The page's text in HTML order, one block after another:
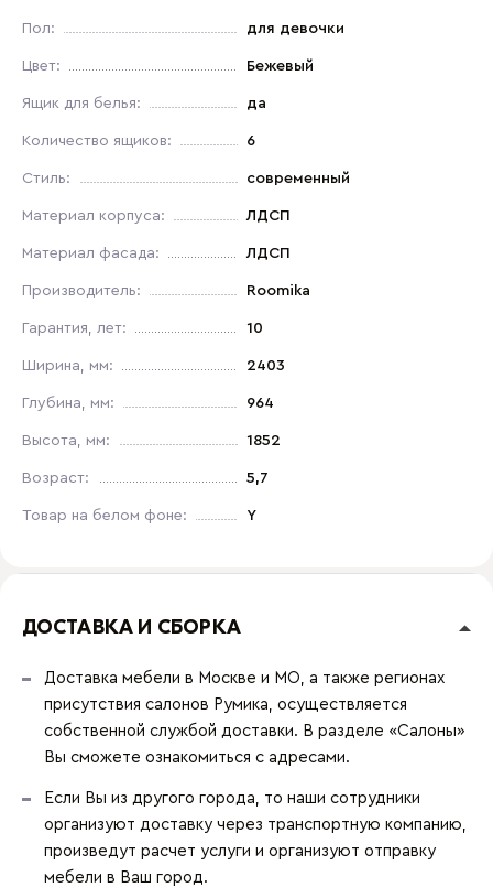
Пол: для девочки
Цвет: Бежевый
Ящик для белья: да
Количество ящиков: 6
Стиль: современный
Материал корпуса: ЛДСП
Материал фасада: ЛДСП
Производитель: Roomika
Гарантия, лет: 10
Ширина, мм: 2403
Глубина, мм: 964
Высота, мм: 1852
Возраст: 5,7
Товар на белом фоне: Y
ДОСТАВКА И СБОРКА
Доставка мебели в Москве и МО, а также регионах
присутствия салонов Румика, осуществляется
собственной службой доставки. В разделе «Салоны»
Вы сможете ознакомиться с адресами.
Если Вы из другого города, то наши сотрудники
организуют доставку через транспортную компанию,
произведут расчет услуги и организуют отправку
мебели в Ваш город.